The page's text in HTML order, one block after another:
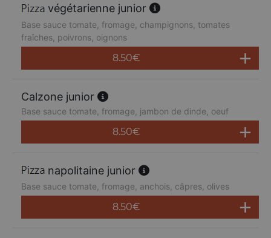
végétarienne junior
Base sauce tomate, fromage, champignons, tomates
fraîches, poivrons, oignons
8.50€
Calzone junior
Base sauce tomate, fromage, jambon de dinde, oeuf
8.50€
napolitaine junior
Base sauce tomate, fromage, anchois, câpres, olives
8.50€